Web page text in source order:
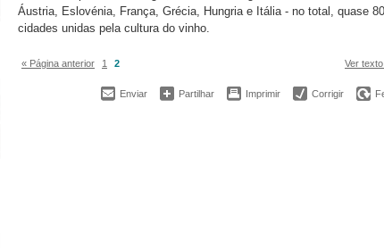
Áustria, Eslovénia, França, Grécia, Hungria e Itália - no total, quase
cidades unidas pela cultura do vinho.
« Página anterior 1 2 Ver
Enviar Partilhar Imprimir Corrigir